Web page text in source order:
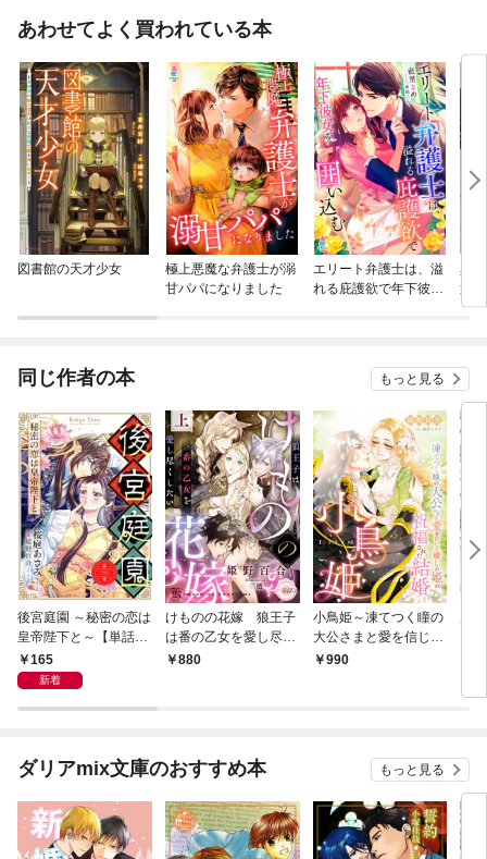
あわせてよく買われている本
図書館の天才少女
極上悪魔な弁護士が溺
甘パパになりました
エリート弁護士は、溢
れる庇護欲で年下彼女
異
第
同じ作者の本 もっと見る
後宮庭園 ～秘密の恋は
皇帝陛下と～【単話
版】 １
165
新着
けものの花嫁 狼王子
は番の乙女を愛し尽く
したい 上
880
小鳥姫～凍てつく瞳の
大公さまと愛を信じる
癒しの姫の祝福された
990
ダリアmix文庫のおすすめ本 もっと見る